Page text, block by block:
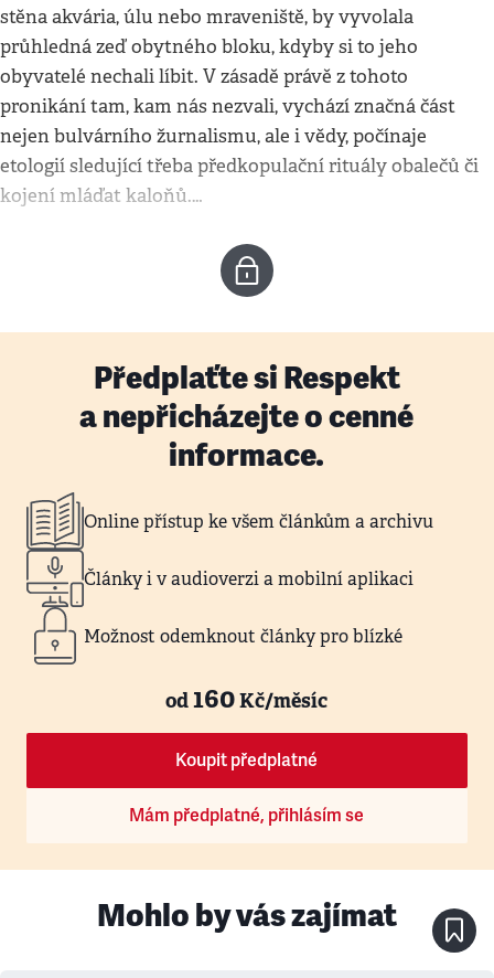
stěna akvária, úlu nebo mraveniště, by vyvolala
průhledná zeď obytného bloku, kdyby si to jeho
obyvatelé nechali líbit. V zásadě právě z tohoto
pronikání tam, kam nás nezvali, vychází značná část
nejen bulvárního žurnalismu, ale i vědy, počínaje
etologií sledující třeba předkopulační rituály obalečů či
kojení mláďat kaloňů.…
Předplaťte si Respekt
a nepřicházejte o cenné
informace.
Online přístup ke všem článkům a archivu
Články i v audioverzi a mobilní aplikaci
Možnost odemknout články pro blízké
od160Kč/měsíc
Koupit předplatné
Mám předplatné, přihlásím se
Mohlo by vás zajímat